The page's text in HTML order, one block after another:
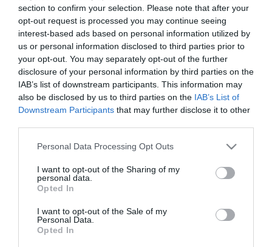
section to confirm your selection. Please note that after your
opt-out request is processed you may continue seeing
interest-based ads based on personal information utilized by
us or personal information disclosed to third parties prior to
your opt-out. You may separately opt-out of the further
disclosure of your personal information by third parties on the
IAB’s list of downstream participants. This information may
also be disclosed by us to third parties on the IAB’s List of
Downstream Participants that may further disclose it to other
Please note that this website/app uses one or more Google
not limited to your visit or usage behaviour. You may click to
grant or deny consent to Google and its third-party tags to
use your data for below specified purposes in below Google
consent section.
Personal Data Processing Opt Outs
I want to opt-out of the Sharing of my
personal data.
Opted In
I want to opt-out of the Sale of my
Personal Data.
Opted In